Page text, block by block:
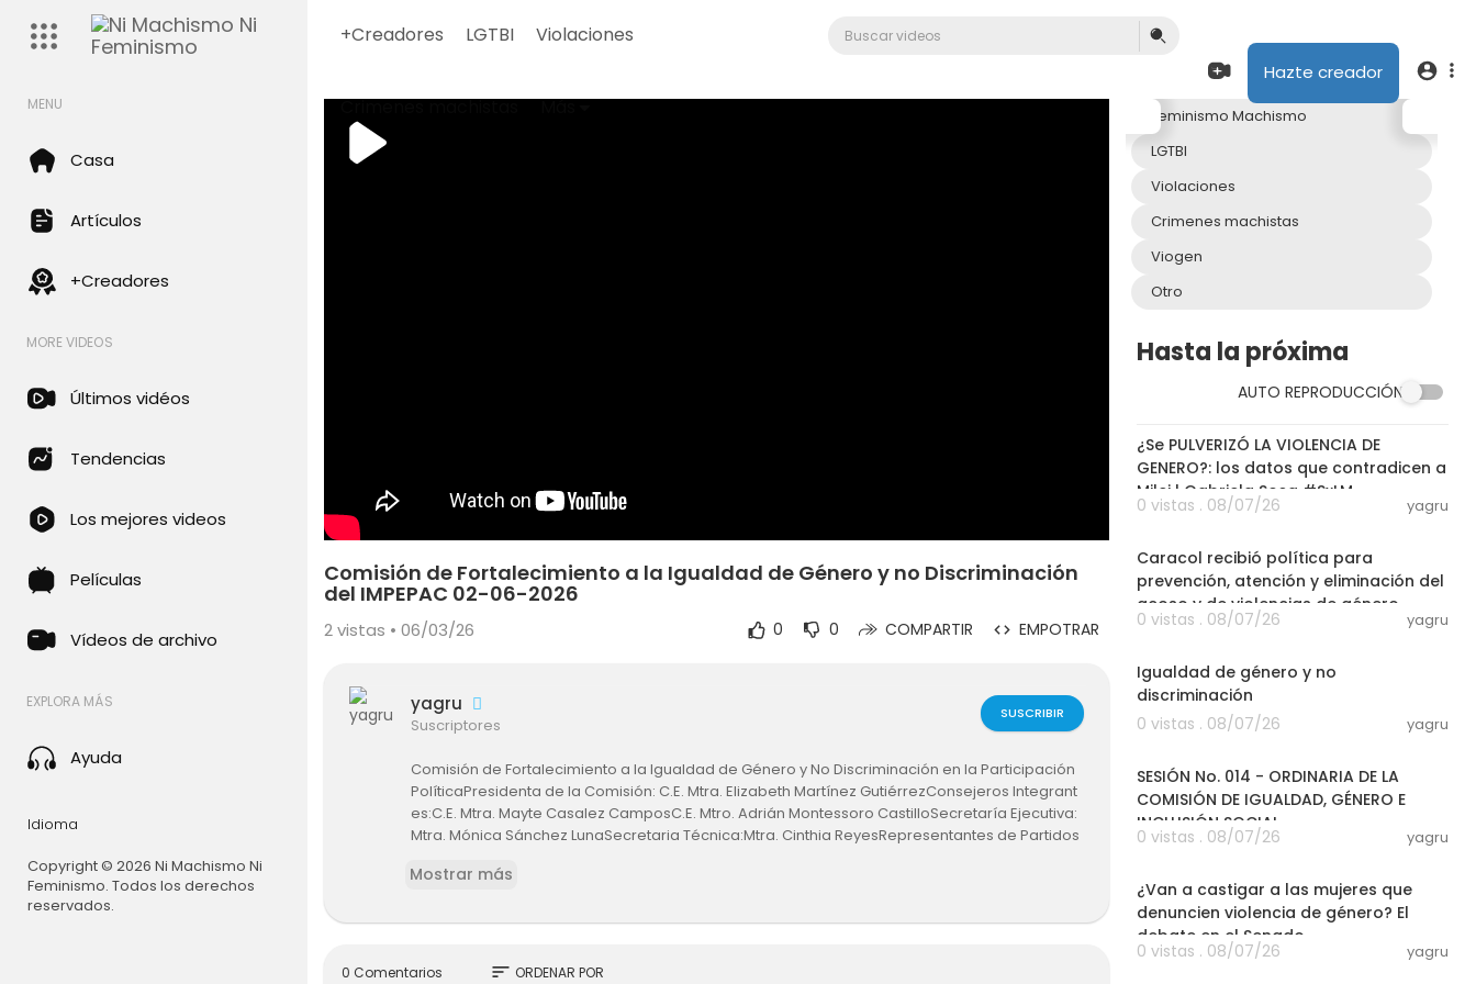
+Creadores LGTBI Violaciones
Crimenes machistas Más
Hazte creador
MENU
Casa
Artículos
+Creadores
MORE VIDEOS
Últimos vidéos
Tendencias
Los mejores videos
Películas
Vídeos de archivo
EXPLORA MÁS
Ayuda
Idioma
Copyright © 2026 Ni Machismo Ni
Feminismo. Todos los derechos
reservados.
Feminismo Machismo
LGTBI
Violaciones
Crimenes machistas
Viogen
Otro
Hasta la próxima
AUTO REPRODUCCIÓN
13:48
¿Se PULVERIZÓ LA VIOLENCIA DE
GENERO?: los datos que contradicen a
Milei | Gabriela Sosa #SxLM
0 vistas . 08/07/26 yagru
Caracol recibió política para
prevención, atención y eliminación del
acoso y de violencias de género
0 vistas . 08/07/26 yagru
Igualdad de género y no
discriminación
0 vistas . 08/07/26
yagru
SESIÓN No. 014 - ORDINARIA DE LA
COMISIÓN DE IGUALDAD, GÉNERO E
INCLUSIÓN SOCIAL
0 vistas . 08/07/26 yagru
¿Van a castigar a las mujeres que
denuncien violencia de género? El
debate en el Senado
0 vistas . 08/07/26 yagru
Comisión de Fortalecimiento a la Igualdad de Género y no Discriminación
del IMPEPAC 02-06-2026
2vistas • 06/03/26 0 0 COMPARTIR EMPOTRAR
yagru
Suscriptores
SUSCRIBIR
Comisión de Fortalecimiento a la Igualdad de Género y No Discriminación en la Participación
PolíticaPresidenta de la Comisión: C.E. Mtra. Elizabeth Martínez GutiérrezConsejeros Integrant
es:C.E. Mtra. Mayte Casalez CamposC.E. Mtro. Adrián Montessoro CastilloSecretaría Ejecutiva:
Mtra. Mónica Sánchez LunaSecretaria Técnica:Mtra. Cinthia ReyesRepresentantes de Partidos
Mostrar más
0 Comentarios sort ORDENAR POR